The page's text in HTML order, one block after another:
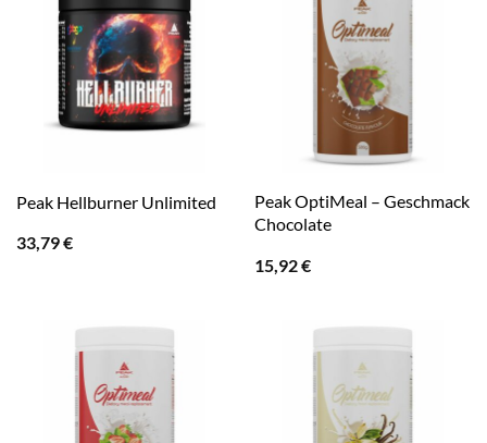
Peak Hellburner Unlimited
33,79€
Peak OptiMeal – Geschmack
Chocolate
15,92€